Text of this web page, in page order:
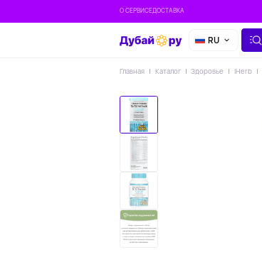
О СЕРВИСЕДОСТАВКА
RU
Главная Каталог Здоровье IHerb